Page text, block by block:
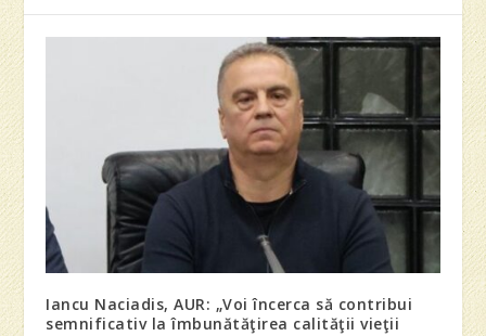
Iancu Naciadis, AUR: „Voi încerca să contribui
semnificativ la îmbunătăţirea calităţii vieţii